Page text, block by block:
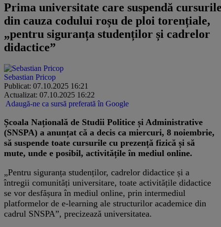
Prima universitate care suspendă
din cauza codului roșu de ploi torențiale,
„pentru siguranța studenților și cadrelor
didactice”
Sebastian Pricop
Publicat: 07.10.2025 16:21
Actualizat: 07.10.2025 16:22
Adaugă-ne ca sursă preferată în Google
Școala Națională de Studii Politice și Administrative
(SNSPA) a anunțat că a decis ca miercuri, 8 noiembrie,
să suspende toate cursurile cu prezență fizică și să
mute, unde e posibil, activitățile în mediul online.
„Pentru siguranța studenților, cadrelor didactice și a
întregii comunități universitare, toate activitățile didactice
se vor desfășura în mediul online, prin intermediul
platformelor de e-learning ale structurilor academice din
cadrul SNSPA”, precizează universitatea.